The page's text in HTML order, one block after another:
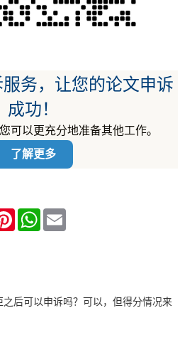
务，让您的论文申诉
成功！
可以更充分地准备其他工作。
了解更多
PinterestWhatsApp
后可以申诉吗？可以，但得分情况来